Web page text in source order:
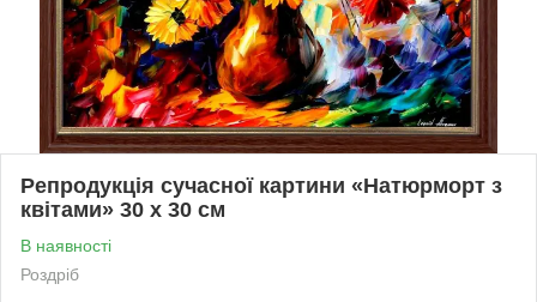
Репродукція сучасної картини «Натюрморт з
квітами» 30 х 30 см
В наявності
Роздріб